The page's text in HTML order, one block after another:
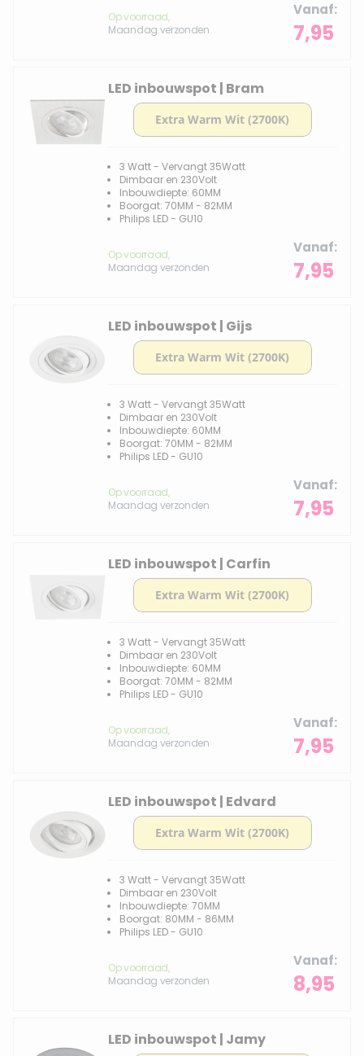
Op voorraad,
Maandag verzonden
Vanaf
7,95
LED inbouwspot | Bram
3 Watt - Vervangt 35Watt
Dimbaar en 230Volt
Inbouwdiepte: 60MM
Boorgat: 70MM - 82MM
Philips LED - GU10
Op voorraad,
Maandag verzonden
Vanaf
7,95
LED inbouwspot | Gijs
3 Watt - Vervangt 35Watt
Dimbaar en 230Volt
Inbouwdiepte: 60MM
Boorgat: 70MM - 82MM
Philips LED - GU10
Op voorraad,
Maandag verzonden
Vanaf
7,95
LED inbouwspot | Carfin
3 Watt - Vervangt 35Watt
Dimbaar en 230Volt
Inbouwdiepte: 60MM
Boorgat: 70MM - 82MM
Philips LED - GU10
Op voorraad,
Maandag verzonden
Vanaf
7,95
LED inbouwspot | Edvard
3 Watt - Vervangt 35Watt
Dimbaar en 230Volt
Inbouwdiepte: 70MM
Boorgat: 80MM - 86MM
Philips LED - GU10
Op voorraad,
Maandag verzonden
Vanaf
8,95
LED inbouwspot | Jamy